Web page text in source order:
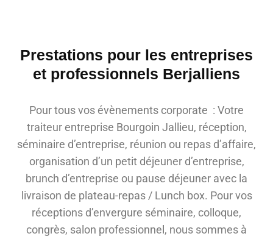
Prestations pour les entreprises
et professionnels Berjalliens
Pour tous vos évènements corporate : Votre
traiteur entreprise Bourgoin Jallieu, réception,
séminaire d’entreprise, réunion ou repas d’affaire,
organisation d’un petit déjeuner d’entreprise,
brunch d’entreprise ou pause déjeuner avec la
livraison de plateau-repas / Lunch box. Pour vos
réceptions d’envergure séminaire, colloque,
congrès, salon professionnel, nous sommes à